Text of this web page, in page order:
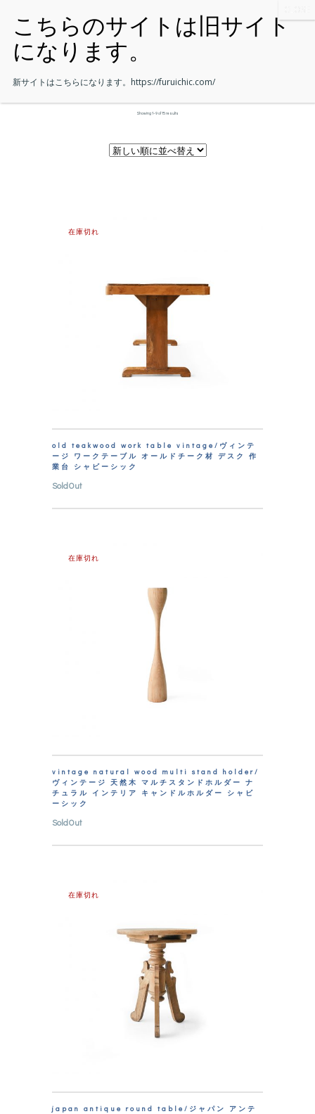
Showing 1–9 of 15 results
在庫切れ
old teakwood work table vintage/ヴィンテ
ージ ワークテーブル オールドチーク材 デスク 作
業台 シャビーシック
SoldOut
在庫切れ
vintage natural wood multi stand holder/
ヴィンテージ 天然木 マルチスタンドホルダー ナ
チュラル インテリア キャンドルホルダー シャビ
ーシック
SoldOut
在庫切れ
japan antique round table/ジャパン アンテ
新サイトはこちらになります。 https://furuichic.com/